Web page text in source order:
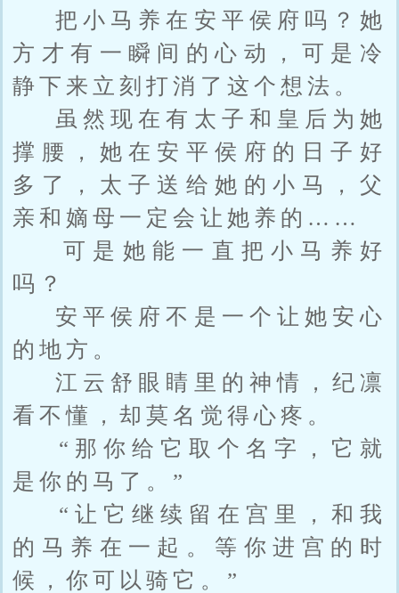
把小马养在安平侯府吗？她
方才有一瞬间的心动，可是冷
静下来立刻打消了这个想法。
虽然现在有太子和皇后为她
撑腰，她在安平侯府的日子好
多了，太子送给她的小马，父
亲和嫡母一定会让她养的……
可是她能一直把小马养好
吗？
安平侯府不是一个让她安心
的地方。
江云舒眼睛里的神情，纪凛
看不懂，却莫名觉得心疼。
“那你给它取个名字，它就
是你的马了。”
“让它继续留在宫里，和我
的马养在一起。等你进宫的时
候，你可以骑它。”